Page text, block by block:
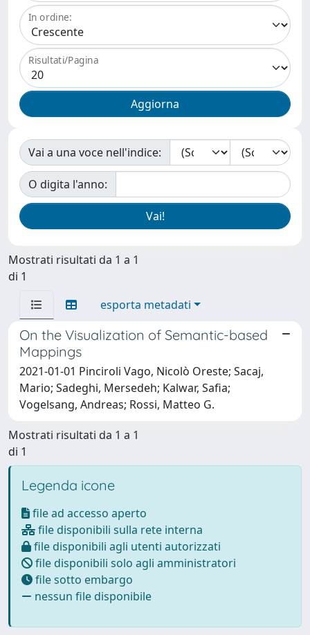
In ordine:
Risultati/Pagina
Vai a una voce nell'indice:
O digita l'anno:
Mostrati risultati da 1 a 1
di 1
esporta metadati
On the Visualization of Semantic-based
Mappings
2021-01-01 Pinciroli Vago, Nicolò Oreste; Sacaj,
Mario; Sadeghi, Mersedeh; Kalwar, Safia;
Vogelsang, Andreas; Rossi, Matteo G.
Mostrati risultati da 1 a 1
di 1
Legenda icone
file ad accesso aperto
file disponibili sulla rete interna
file disponibili agli utenti autorizzati
file disponibili solo agli amministratori
file sotto embargo
nessun file disponibile